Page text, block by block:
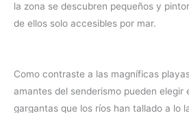
la zona se descubren pequeños y
de ellos solo accesibles por mar.
Como contraste a las magníficas
amantes del senderismo pueden elegir
gargantas que los ríos han tallado a lo